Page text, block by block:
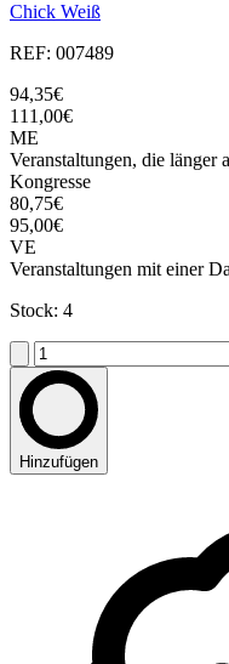
Chick Weiß
REF: 007489
94,35€
111,00€
ME
Veranstaltungen, die länger
Kongresse
80,75€
95,00€
VE
Veranstaltungen mit einer
Stock: 4
Hinzufügen